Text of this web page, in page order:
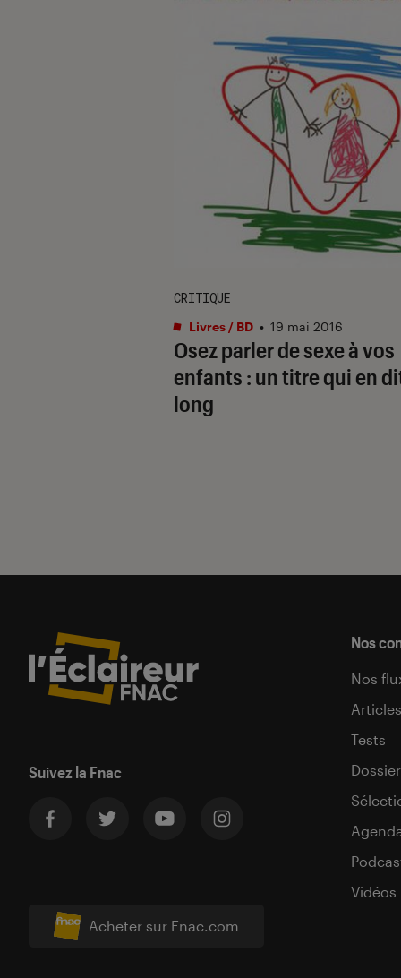
Osez parler de sexe à vos
enfants : un titre qui en
long
CRITIQUE
Livres / BD • 19 mai 2016
Suivez la Fnac
Acheter sur Fnac.com
Nos
Nos
Articles
Tests
Vidéos